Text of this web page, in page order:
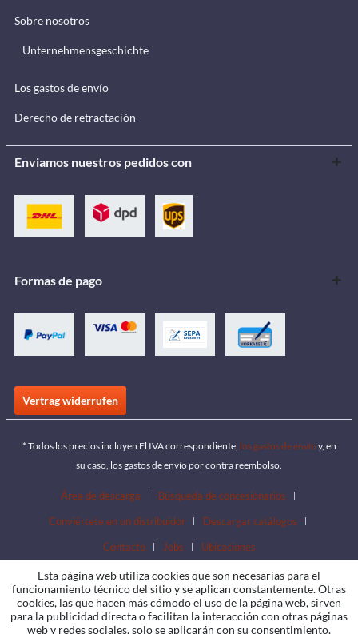
Sobre nosotros
Unternehmensgeschichte
Los gastos de envío
Derecho de retractación
Enviamos nuestros pedidos con
Formas de pago
Vertrag widerrufen
* Todos los precios incluyen El IVA correspondiente, los gastos de envío y, en
su caso, los gastos de envío por contra reembolso.
Área de descarga
Búsqueda de concesionarios
Conviértete en un distribuidor
Descargar catálogos
Contacto
Jobs Ubicaciones
Esta página web utiliza cookies que son necesarias para el
funcionamiento técnico del sitio y se aplican constantemente. Otras
cookies, las que hacen más cómodo el uso de la página web, sirven
para la publicidad directa o facilitan la interacción con otras páginas
web y redes sociales, solo se aplicarán con su consentimiento.